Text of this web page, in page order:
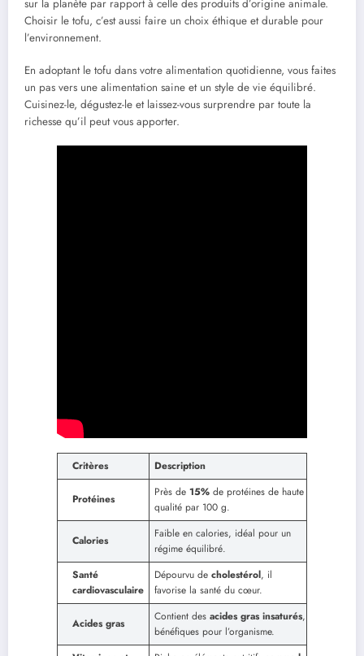
sur la planète par rapport à celle des produits d’origine animale.
Choisir le tofu, c’est aussi faire un choix éthique et durable pour
l’environnement.
En adoptant le tofu dans votre alimentation quotidienne, vous faites
un pas vers une alimentation saine et un style de vie équilibré.
Cuisinez-le, dégustez-le et laissez-vous surprendre par toute la
richesse qu’il peut vous apporter.
Critères Description
Protéines Près de 15% de protéines de haute
qualité par 100 g.
Calories
Faible en calories, idéal pour un
régime équilibré.
Santé
cardiovasculaire
Dépourvu de cholestérol, il
favorise la santé du cœur.
Acides gras Contient des acides gras insaturés,
bénéfiques pour l’organisme.